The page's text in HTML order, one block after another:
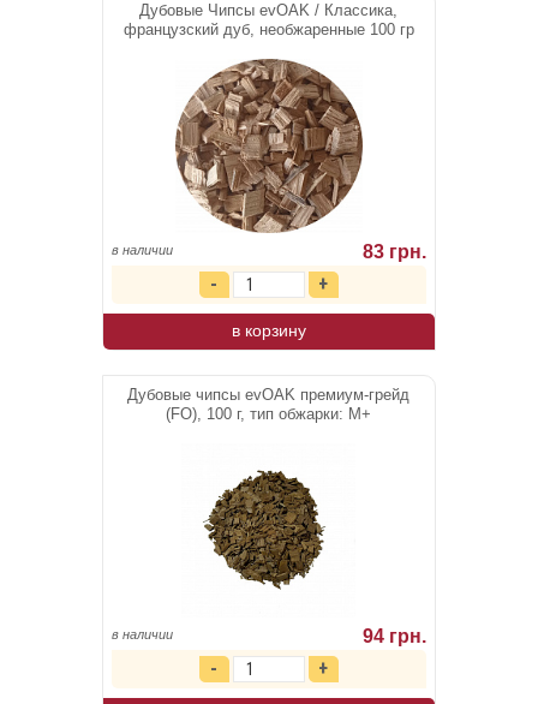
Дубовые Чипсы evOAK / Классика,
французский дуб, необжаренные 100 гр
в наличии 83 грн.
в корзину
Дубовые чипсы evOAK премиум-грейд
(FO), 100 г, тип обжарки: М+
в наличии 94 грн.